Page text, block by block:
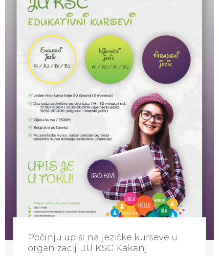
Počinju upisi na jezičke kurseve u
organizaciji JU KSC Kakanj